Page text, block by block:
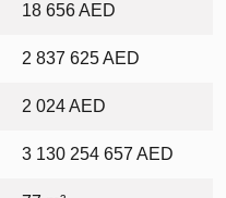
18 656 AED
2 837 625 AED
2 024 AED
3 130 254 657 AED